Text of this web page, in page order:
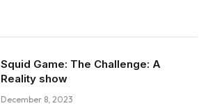
Squid Game: The Challenge: A
Reality show
December 8, 2023